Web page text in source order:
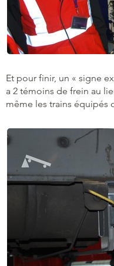
Et pour finir, un « signe
a 2 témoins de frein au
même les trains équipés